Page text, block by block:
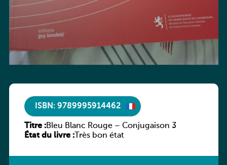
ISBN: 9789995914462
Titre :Bleu Blanc Rouge – Conjugaison 3
État du livre :Très bon état